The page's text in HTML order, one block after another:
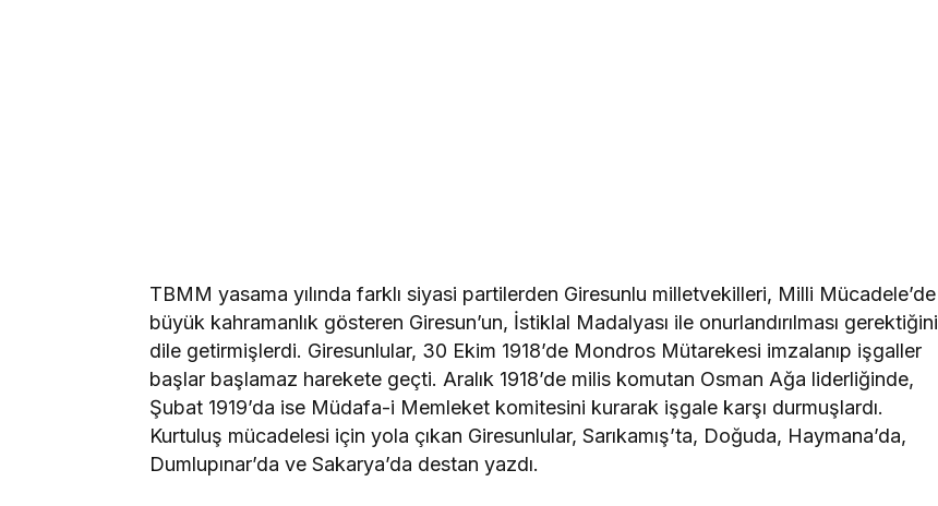
TBMM yasama yılında farklı siyasi partilerden Giresunlu milletvekilleri, Milli Mücadele’de
büyük kahramanlık gösteren Giresun’un, İstiklal Madalyası ile onurlandırılması gerektiğini
dile getirmişlerdi. Giresunlular, 30 Ekim 1918’de Mondros Mütarekesi imzalanıp işgaller
başlar başlamaz harekete geçti. Aralık 1918’de milis komutan Osman Ağa liderliğinde,
Şubat 1919’da ise Müdafa-i Memleket komitesini kurarak işgale karşı durmuşlardı.
Kurtuluş mücadelesi için yola çıkan Giresunlular, Sarıkamış’ta, Doğuda, Haymana’da,
Dumlupınar’da ve Sakarya’da destan yazdı.